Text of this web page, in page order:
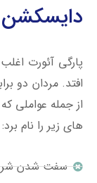
افتد. مردان دو
از جمله عواملی
های زیر را نام برد:
سفت شدن